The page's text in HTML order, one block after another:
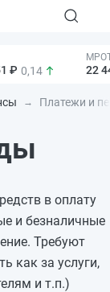
₽ 0,14 22
Платежи и
в оплату
и безналичные
Требуют
как за услуги,
и т.п.)